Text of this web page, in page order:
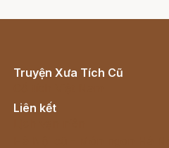
Truyện Xưa Tích Cũ
Liên kết